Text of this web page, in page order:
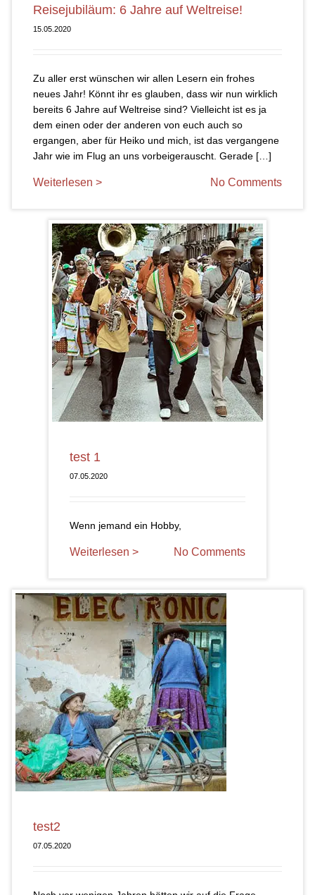
Reisejubiläum: 6 Jahre auf Weltreise!
15.05.2020
Zu aller erst wünschen wir allen Lesern ein frohes
neues Jahr! Könnt ihr es glauben, dass wir nun wirklich
bereits 6 Jahre auf Weltreise sind? Vielleicht ist es ja
dem einen oder der anderen von euch auch so
ergangen, aber für Heiko und mich, ist das vergangene
Jahr wie im Flug an uns vorbeigerauscht. Gerade […]
Weiterlesen > No Comments
test 1
07.05.2020
Wenn jemand ein Hobby,
Weiterlesen > No Comments
test2
07.05.2020